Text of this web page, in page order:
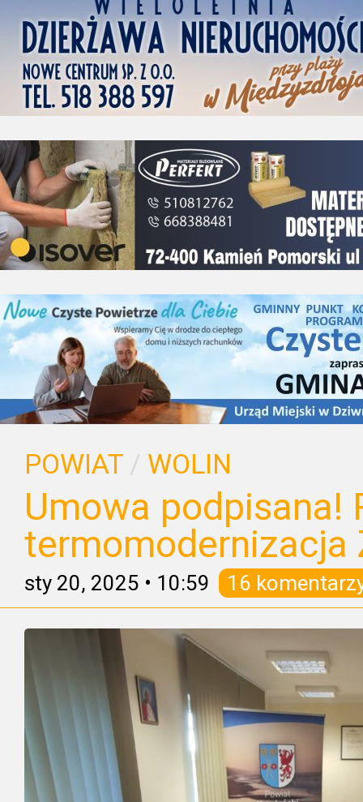
POWIAT / WOLIN
Umowa podpisana!
termomodernizacja
sty 20, 2025 • 10:59 16